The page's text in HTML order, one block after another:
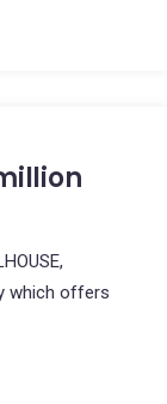
which offers